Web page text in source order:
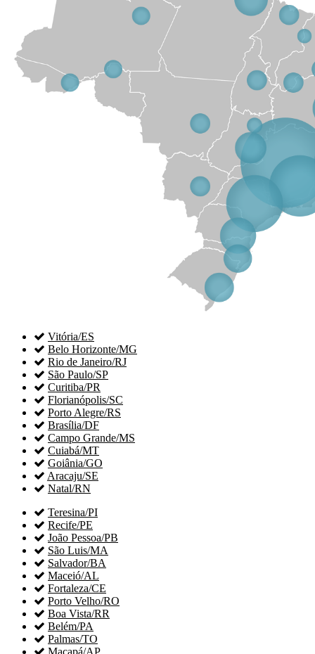
 Vitória/ES
 Belo Horizonte/MG
 Rio de Janeiro/RJ
 São Paulo/SP
 Curitiba/PR
 Florianópolis/SC
 Porto Alegre/RS
 Brasília/DF
 Campo Grande/MS
 Cuiabá/MT
 Goiânia/GO
 Aracaju/SE
 Natal/RN
 Teresina/PI
 Recife/PE
 João Pessoa/PB
 São Luis/MA
 Salvador/BA
 Maceió/AL
 Fortaleza/CE
 Porto Velho/RO
 Boa Vista/RR
 Belém/PA
 Palmas/TO
 Macapá/AP